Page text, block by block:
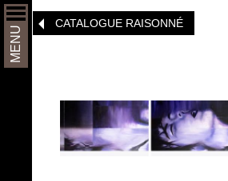
Aller
au
contenu
principal
MENU
CATALOGUE RAISONNÉ